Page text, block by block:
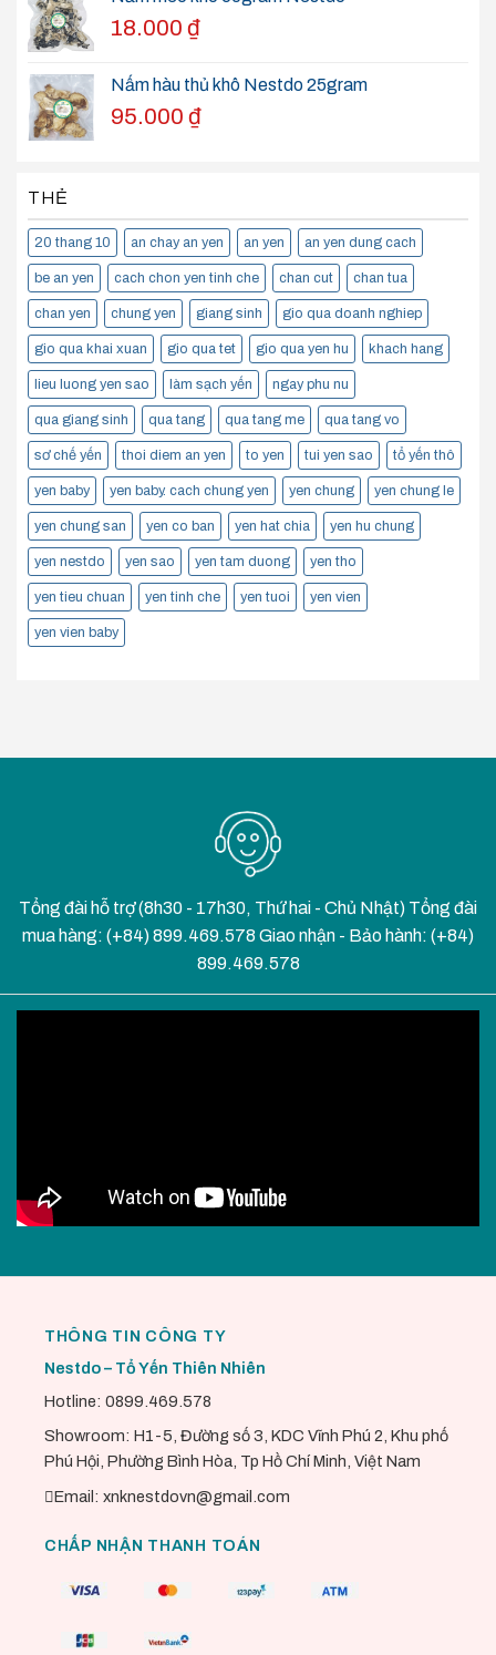
18.000 ₫
Nấm hàu thủ khô Nestdo 25gram
95.000 ₫
THẺ
20 thang 10 an chay an yen an yen an yen dung cach
be an yen cach chon yen tinh che chan cut chan tua
chan yen chung yen giang sinh gio qua doanh nghiep
gio qua khai xuan gio qua tet gio qua yen hu khach hang
lieu luong yen sao làm sạch yến ngay phu nu
qua giang sinh qua tang qua tang me qua tang vo
sơ chế yến thoi diem an yen to yen tui yen sao tổ yến thô
yen baby yen baby. cach chung yen yen chung yen chung le
yen chung san yen co ban yen hat chia yen hu chung
yen nestdo yen sao yen tam duong yen tho
yen tieu chuan yen tinh che yen tuoi yen vien
yen vien baby
Tổng đài hỗ trợ (8h30 - 17h30, Thứ hai - Chủ Nhật) Tổng đài
mua hàng: (+84) 899.469.578 Giao nhận - Bảo hành: (+84)
899.469.578
THÔNG TIN CÔNG TY
Nestdo – Tổ Yến Thiên Nhiên
Hotline: 0899.469.578
Showroom: H1-5, Đường số 3, KDC Vĩnh Phú 2, Khu phố
Phú Hội, Phường Bình Hòa, Tp Hồ Chí Minh, Việt Nam
Email: xnknestdovn@gmail.com
CHẤP NHẬN THANH TOÁN